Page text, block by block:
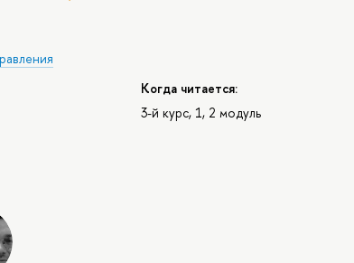
Когда читается:
3-й курс, 1, 2 модуль